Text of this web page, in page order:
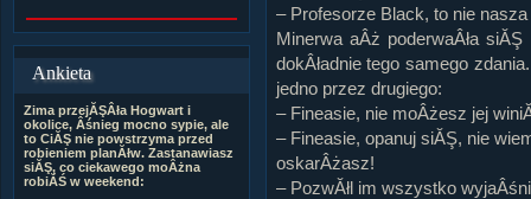
Ankieta
Zima przejĂŞÂła Hogwart i
okolice, Âśnieg mocno sypie, ale
to CiĂŞ nie powstrzyma przed
robieniem planĂłw. Zastanawiasz
siĂŞ, co ciekawego moÂżna
robiĂŚ w weekend:
– Profesorze Black, to nie nasza
Minerwa aÂż poderwaÂła
dokÂładnie tego samego
jedno przez drugiego:
– Fineasie, nie moÂżesz jej
– Fineasie, opanuj siĂŞ, nie
oskarÂżasz!
– PozwĂłl im wszystko